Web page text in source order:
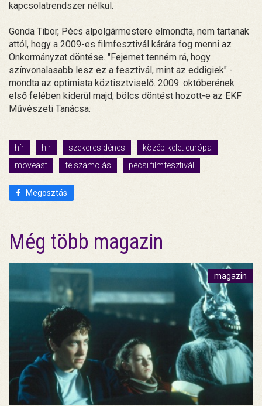
kapcsolatrendszer nélkül.
Gonda Tibor, Pécs alpolgármestere elmondta, nem tartanak
attól, hogy a 2009-es filmfesztivál kárára fog menni az
Önkormányzat döntése. "Fejemet tenném rá, hogy
színvonalasabb lesz ez a fesztivál, mint az eddigiek" -
mondta az optimista köztisztviselő. 2009. októberének
első felében kiderül majd, bölcs döntést hozott-e az EKF
Művészeti Tanácsa.
hír hir szekeres dénes
közép-kelet európa
moveast
felszámolás pécsi filmfesztivál
Megosztás
Még több magazin
magazin